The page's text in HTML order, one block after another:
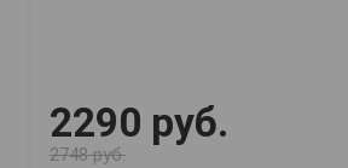
2290 руб.
2748 руб.